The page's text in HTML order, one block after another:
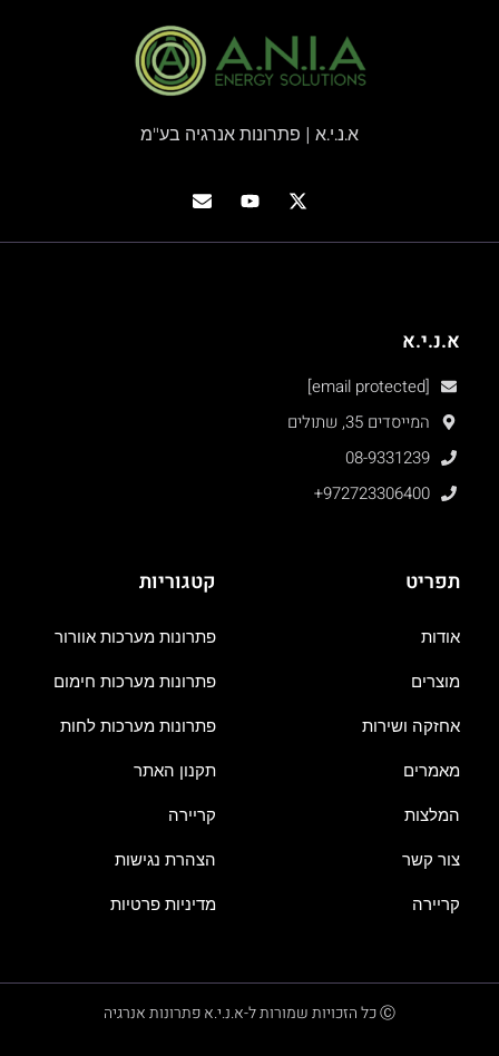
א.נ.י.א | פתרונות אנרגיה בע"מ
א.נ.י.א
[email protected]
המייסדים 35, שתולים
08-9331239
+972723306400
תפריט
אודות
מוצרים
אחזקה ושירות
מאמרים
המלצות
צור קשר
קריירה
קטגוריות
פתרונות מערכות אוורור
פתרונות מערכות חימום
פתרונות מערכות לחות
תקנון האתר
קריירה
הצהרת נגישות
מדיניות פרטיות
Ⓒ כל הזכויות שמורות ל-א.נ.י.א פתרונות אנרגיה